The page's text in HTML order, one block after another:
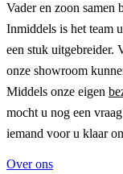
Vader en zoon samen
Inmiddels is het team
een stuk uitgebreider.
onze showroom
Middels onze eigen
mocht u nog een
iemand voor u klaar
Over ons